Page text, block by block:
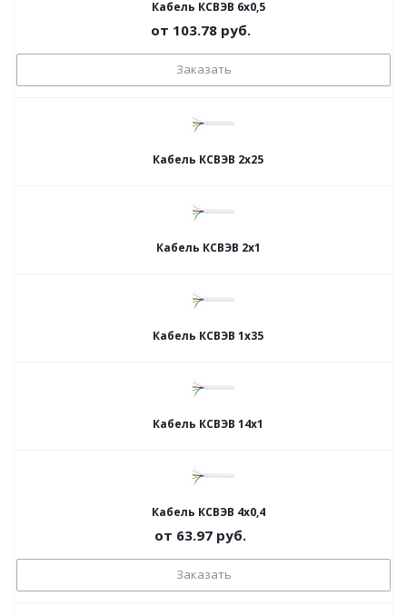
Кабель КСВЭВ 6х0,5
от 103.78руб.
Заказать
Кабель КСВЭВ 2х25
Кабель КСВЭВ 2х1
Кабель КСВЭВ 1х35
Кабель КСВЭВ 14х1
Кабель КСВЭВ 4х0,4
от 63.97 руб.
Заказать